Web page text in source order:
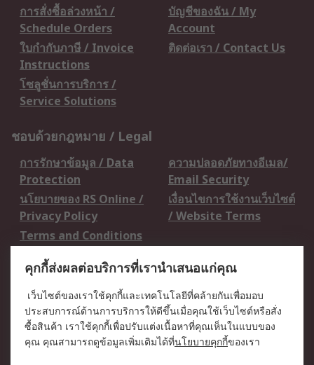
การสั่งซื้อล่วงหน้า /
Schedule Orders
บัญชีของฉัน / My
Account
ใบกำกับภาษี / Invoice
Instructions
ติดต่อเรา / Contact Us
โซลูชั่นการบริการ /
Service Solutions
ชอบด้วยกฎหมาย / Legal
การรักษาข้อมูล / Data
Protection
ความปลอดภัยทางอีเมล/
Email Security
นโยบายของ RS Online /
Privacy Policy
เงื่อนไขการใช้งานเว็บไซต์
/ Website Terms
Terms and Conditions
เกี่ยวกับ RS / About RS
RS ทั่วโลก / RS
Worldwide
ข่าวประชาสัมพันธ์ / Press
Centre
บริษัทในเครือ RS /
วิธีการชำระเงิน /
คุกกี้ส่งผลต่อบริการที่เรานำเสนอแก่คุณ
เว็บไซต์ของเราใช้คุกกี้และเทคโนโลยีที่คล้ายกันเพื่อมอบ
ประสบการณ์ด้านการบริการให้ดีขึ้นเมื่อคุณใช้เว็บไซต์หรือสั่ง
ซื้อสินค้า เราใช้คุกกี้เพื่อปรับแต่งเนื้อหาที่คุณเห็นในแบบของ
คุณ คุณสามารถดูข้อมูลเพิ่มเติมได้ที่นโยบายคุกกี้ของเรา